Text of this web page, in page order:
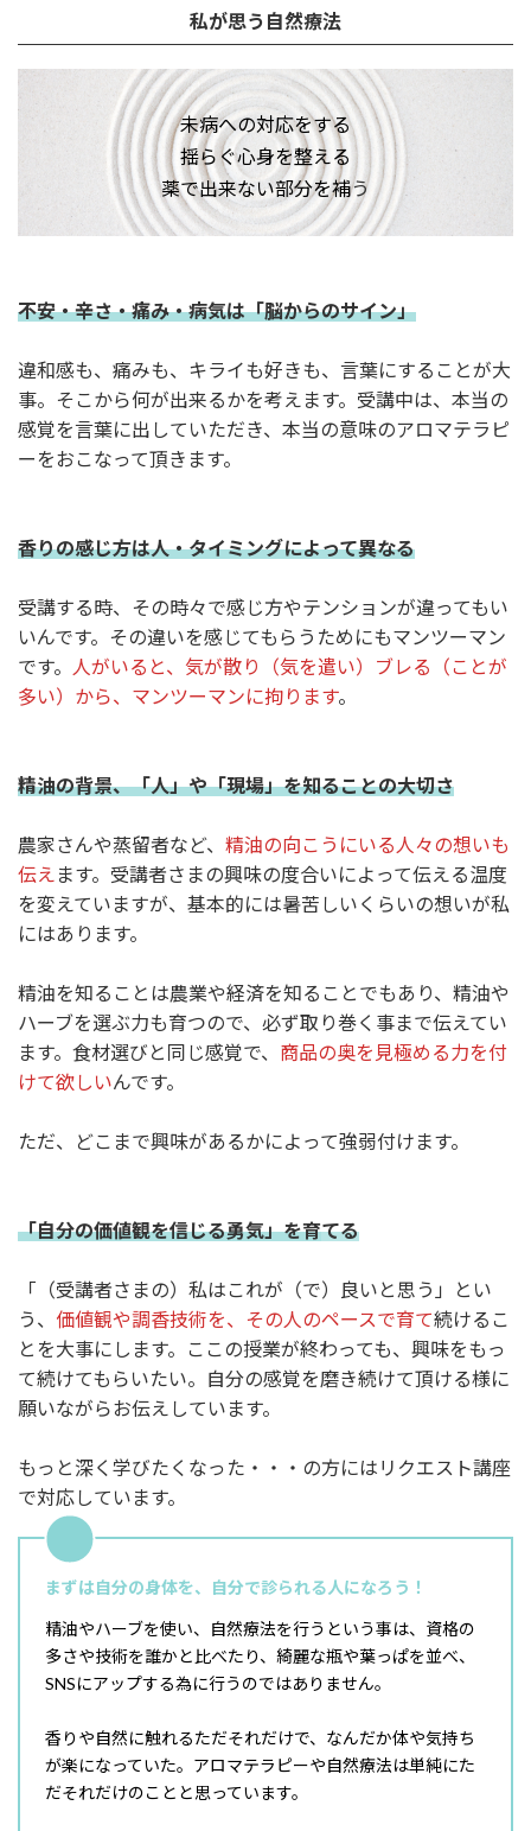
私が思う自然療法
未病への対応をする
揺らぐ心身を整える
薬で出来ない部分を補う
不安・辛さ・痛み・病気は「脳からのサイン」
違和感も、痛みも、キライも好きも、言葉にすることが大
事。そこから何が出来るかを考えます。受講中は、本当の
感覚を言葉に出していただき、本当の意味のアロマテラピ
ーをおこなって頂きます。
香りの感じ方は人・タイミングによって異なる
受講する時、その時々で感じ方やテンションが違ってもい
いんです。その違いを感じてもらうためにもマンツーマン
です。
人がいると、気が散り（気を遣い）ブレる（ことが
多い）から、マンツーマンに拘ります。
精油の背景、「人」や「現場」を知ることの大切さ
農家さんや蒸留者など、 精油の向こうにいる人々の想いも
伝え ます。受講者さまの興味の度合いによって伝える温度
を変えていますが、基本的には暑苦しいくらいの想いが私
にはあります。
精油を知ることは農業や経済を知ることでもあり、精油や
ハーブを選ぶ力も育つので、必ず取り巻く事まで伝えてい
ます。食材選びと同じ感覚で、 商品の奥を見極める力を付
けて欲しいんです。
ただ、どこまで興味があるかによって強弱付けます。
「自分の価値観を信じる勇気」を育てる
「（受講者さまの）私はこれが（で）良いと思う」とい
う、 価値観や調香技術を、その人のペースで育て続けるこ
とを大事にします。ここの授業が終わっても、興味をもっ
て続けてもらいたい。自分の感覚を磨き続けて頂ける様に
願いながらお伝えしています。
もっと深く学びたくなった・・・の方にはリクエスト講座
で対応しています。
まずは自分の身体を、自分で診られる人になろう！
精油やハーブを使い、自然療法を行うという事は、資格の
多さや技術を誰かと比べたり、綺麗な瓶や葉っぱを並べ、
SNSにアップする為に行うのではありません。
香りや自然に触れるただそれだけで、なんだか体や気持ち
が楽になっていた。アロマテラピーや自然療法は単純にた
だそれだけのことと思っています。